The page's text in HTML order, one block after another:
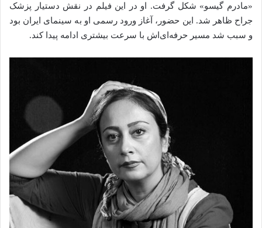
«مادرم گیسو» شکل گرفت. او در این فیلم در نقش دستیار پزشک
جراح ظاهر شد. این حضور، آغاز ورود رسمی او به سینمای ایران بود
و سبب شد مسیر حرفه‌ای‌اش با سرعت بیشتری ادامه پیدا کند.